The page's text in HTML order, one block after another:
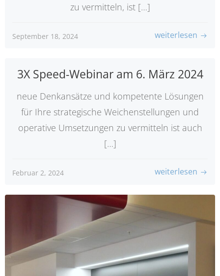
zu vermitteln, ist […]
September 18, 2024 weiterlesen
3X Speed-Webinar am 6. März 2024
neue Denkansätze und kompetente Lösungen
für Ihre strategische Weichenstellungen und
operative Umsetzungen zu vermitteln ist auch
[…]
Februar 2, 2024 weiterlesen